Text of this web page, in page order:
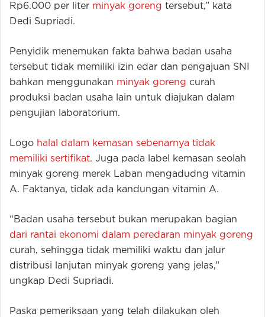
Rp6.000 per liter minyak goreng tersebut,” kata
Dedi Supriadi.
Penyidik menemukan fakta bahwa badan usaha
tersebut tidak memiliki izin edar dan pengajuan SNI
bahkan menggunakan minyak goreng curah
produksi badan usaha lain untuk diajukan dalam
pengujian laboratorium.
Logo halal dalam kemasan sebenarnya tidak
memiliki sertifikat. Juga pada label kemasan seolah
minyak goreng merek Laban mengadudng vitamin
A. Faktanya, tidak ada kandungan vitamin A.
“Badan usaha tersebut bukan merupakan bagian
dari rantai ekonomi dalam peredaran minyak goreng
curah, sehingga tidak memiliki waktu dan jalur
distribusi lanjutan minyak goreng yang jelas,”
ungkap Dedi Supriadi.
Paska pemeriksaan yang telah dilakukan oleh